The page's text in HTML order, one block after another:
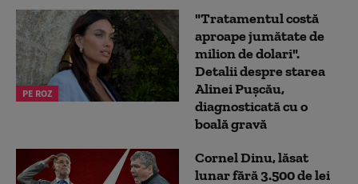
PE ROZ
"Tratamentul costă
aproape jumătate de
milion de dolari".
Detalii despre starea
Alinei Pușcău,
diagnosticată cu o
boală gravă
Cornel Dinu, lăsat
lunar fără 3.500 de lei